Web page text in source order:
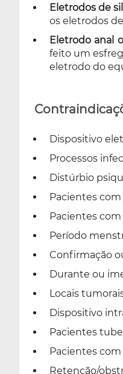
Eletrodos de
os eletrodos
Eletrodo anal
feito um
eletrodo do
Dispositivo
Processos
Distúrbio
Pacientes
Pacientes
Período
Confirmação
Durante ou
Locais
Dispositivo
Pacientes
Pacientes
Retenção/